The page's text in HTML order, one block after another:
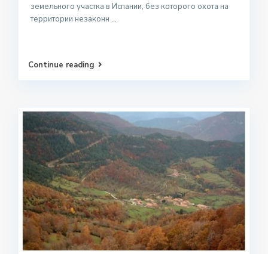
земельного участка в Испании, без которого охота на
территории незаконн ...
Continue reading